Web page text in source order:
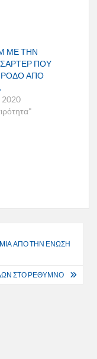
ΜΕ ΤΗΝ
ΠΟΥ
ΑΠΟ
2020
ΑΠΟ ΤΗΝ ΕΝΩΣΗ
ΣΤΟ ΡΕΘΥΜΝΟ